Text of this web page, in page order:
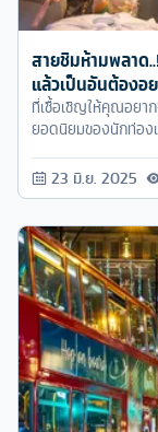
สายชิมห้ามพลาด
แล้วเป็นอันต้องอ
ที่เชื้อเชิญให้คุณอยาก
ยอดนิยมของนักท่อง
23 มิ.ย. 2025